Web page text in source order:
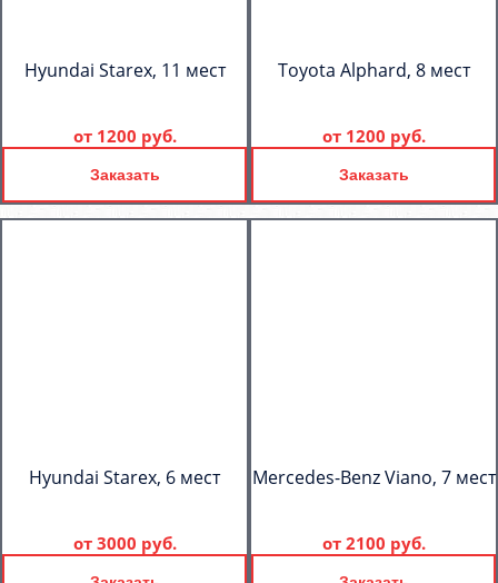
Hyundai Starex, 11 мест
от 1200 руб.
Заказать
Toyota Alphard, 8 мест
от 1200 руб.
Заказать
Hyundai Starex, 6 мест
от 3000 руб.
Mercedes-Benz Viano, 7 мест
от 2100 руб.